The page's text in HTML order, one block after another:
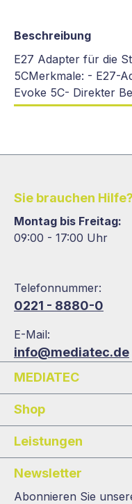
Beschreibung
E27 Adapter für die
5CMerkmale: - E27-
Evoke 5C- Direkter
Sie brauchen Hilfe?
Montag bis Freitag:
09:00 - 17:00 Uhr
Telefonnummer:
0221 - 8880-0
E-Mail:
info@mediatec.de
MEDIATEC
Shop
Leistungen
Newsletter
Abonnieren Sie